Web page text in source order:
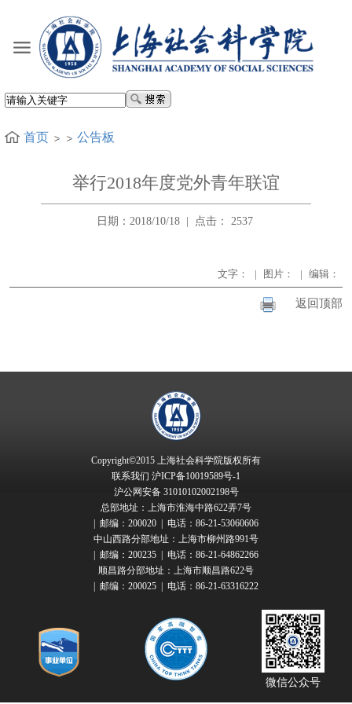
首页 公告板
举行2018年度党外青年联谊
日期：2018/10/18 点击： 2537
文字： | 图片： | 编辑：
返回顶部
Copyright©2015 上海社会科学院版权所有
联系我们 沪ICP备10019589号-1
沪公网安备 31010102002198号
总部地址：上海市淮海中路622弄7号
| 邮编：200020 | 电话：86-21-53060606
中山西路分部地址：上海市柳州路991号
| 邮编：200235 | 电话：86-21-64862266
顺昌路分部地址：上海市顺昌路622号
| 邮编：200025 | 电话：86-21-63316222
微信公众号